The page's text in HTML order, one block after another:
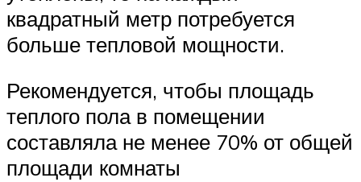
квадратный метр потребуется
больше тепловой мощности.
Рекомендуется, чтобы площадь
теплого пола в помещении
составляла не менее 70% от общей
площади комнаты